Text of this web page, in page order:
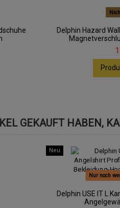
Delphin Hazard
GEKAUFT HABEN,
Neu
Nur noch
Delphin USE IT L